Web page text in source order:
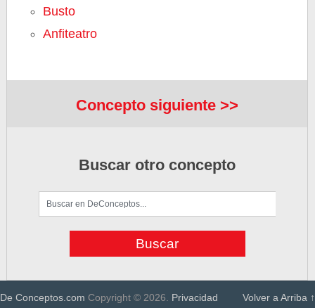
Busto
Anfiteatro
Concepto siguiente >>
Buscar otro concepto
De Conceptos.com Copyright © 2026. Privacidad Volver a Arriba ↑